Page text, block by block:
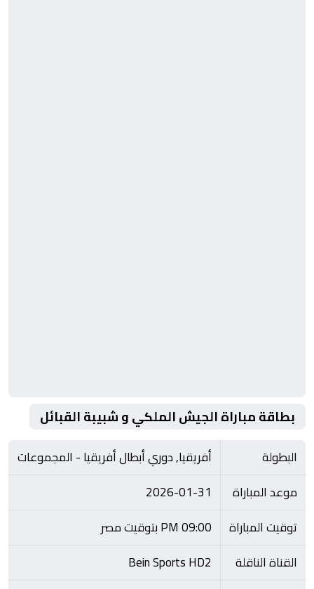
بطاقة مباراة الجيش الملكي و شبيبة القبائل
البطولة
أفريقيا, دوري أبطال أفريقيا - المجموعات
موعد المباراة
2026-01-31
توقيت المباراة
09:00 PM بتوقيت مصر
القناة الناقلة
Bein Sports HD2